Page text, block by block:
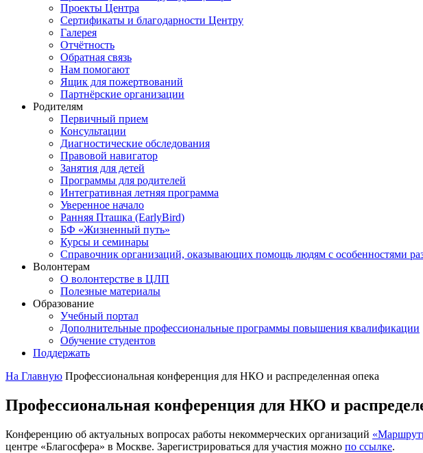
Проекты Центра
Сертификаты и благодарности Центру
Галерея
Отчётность
Обратная связь
Нам помогают
Ящик для пожертвований
Партнёрские организации
Родителям
Первичный прием
Консультации
Диагностические обследования
Правовой навигатор
Занятия для детей
Программы для родителей
Интегративная летняя программа
Уверенное начало
Ранняя Пташка (EarlyBird)
БФ «Жизненный путь»
Курсы и семинары
Справочник организаций, оказывающих помощь людям с особенностями
Волонтерам
О волонтерстве в ЦЛП
Полезные материалы
Образование
Учебный портал
Дополнительные профессиональные программы повышения квалификации
Обучение студентов
Поддержать
На Главную Профессиональная конференция для НКО и распределенная опека
Профессиональная конференция для НКО и
Конференцию об актуальных вопросах работы некоммерческих организаций
центре «Благосфера» в Москве. Зарегистрироваться для участия можно по ссылке.